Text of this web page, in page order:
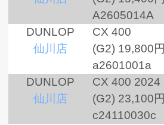
A2605014A
DUNLOP
仙川店
CX 400
(G2) 19,800円
a2601001a
DUNLOP
仙川店
CX 400 2024
(G2) 23,100円
c24110030c